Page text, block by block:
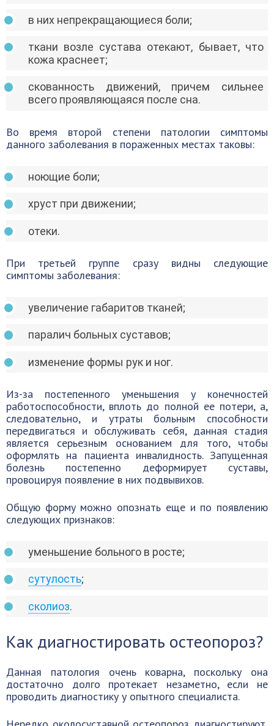
в них непрекращающиеся боли;
ткани возле сустава отекают, бывает, что
кожа краснеет;
скованность движений, причем сильнее
всего проявляющаяся после сна.
Во время второй степени патологии симптомы
данного заболевания в пораженных местах таковы:
ноющие боли;
хруст при движении;
отеки.
При третьей группе сразу видны следующие
симптомы заболевания:
увеличение габаритов тканей;
паралич больных суставов;
изменение формы рук и ног.
Из-за постепенного уменьшения у конечностей
работоспособности, вплоть до полной ее потери, а,
следовательно, и утраты больным способности
передвигаться и обслуживать себя, данная стадия
является серьезным основанием для того, чтобы
оформлять на пациента инвалидность. Запущенная
болезнь постепенно деформирует суставы,
провоцируя появление в них подвывихов.
Общую форму можно опознать еще и по появлению
следующих признаков:
уменьшение больного в росте;
сутулость;
сколиоз.
Как диагностировать остеопороз?
Данная патология очень коварна, поскольку она
достаточно долго протекает незаметно, если не
проводить диагностику у опытного специалиста.